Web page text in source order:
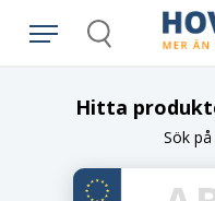
Search
Hitta
Sök